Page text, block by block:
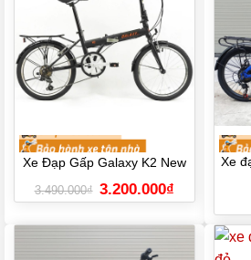
Xe Đạp Gấp Galaxy K2 New
3.490.000₫ Giá
gốc
3.490.000₫.
3.200.000₫
hiện
là:
3.200.000₫.
Xe